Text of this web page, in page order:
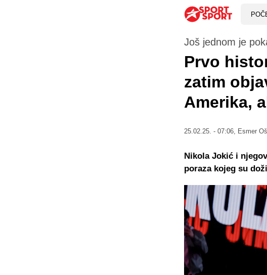
Još jednom je
Prvo
zatim
Amerika,
25.02.25. - 07:06, Esmer
Nikola Jokić i
poraza kojeg su